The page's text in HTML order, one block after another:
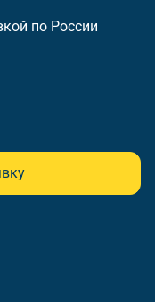
по России